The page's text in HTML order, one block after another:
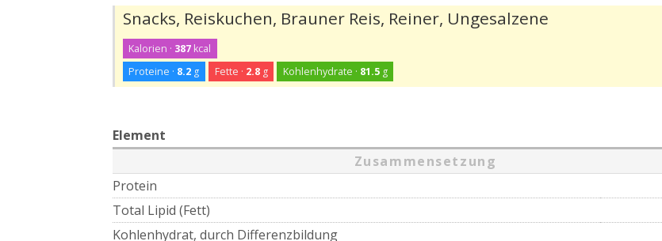
Snacks, Reiskuchen, Brauner Reis, Reiner, Ungesalzene
Kalorien · 387 kcal
Proteine · 8.2 g Fette · 2.8g Kohlenhydrate · 81.5g
Element
Zusammensetzung
Protein
Total Lipid (Fett)
Kohlenhydrat, durch Differenzbildung